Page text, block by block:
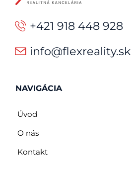
+421 918 448 928
info@flexreality.sk
NAVIGÁCIA
Úvod
O nás
Kontakt